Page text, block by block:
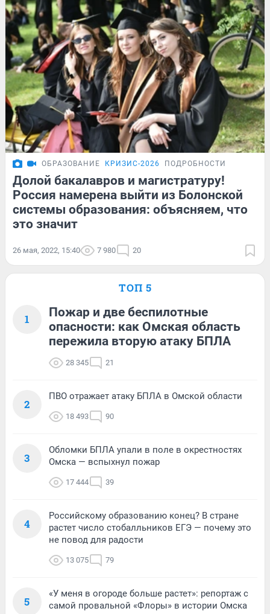
ОБРАЗОВАНИЕ КРИЗИС-2026 ПОДРОБНОСТИ
Долой бакалавров и магистратуру!
Россия намерена выйти из Болонской
системы образования: объясняем, что
это значит
26 мая, 2022, 15:40 7 980 20
ТОП 5
1
Пожар и две беспилотные
опасности: как Омская область
пережила вторую атаку БПЛА
28 345 21
2
ПВО отражает атаку БПЛА в Омской области
18 493 90
3
Обломки БПЛА упали в поле в окрестностях
Омска — вспыхнул пожар
17 444 39
4
Российскому образованию конец? В стране
растет число стобалльников ЕГЭ — почему это
не повод для радости
13 075 79
5
«У меня в огороде больше растет»: репортаж с
самой провальной «Флоры» в истории Омска